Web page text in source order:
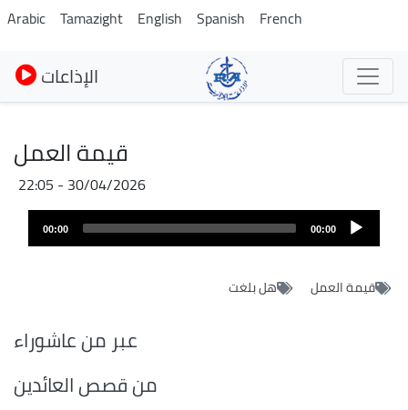
Skip
to
main
content
Arabic Tamazight English Spanish French
الإذاعات
قيمة العمل
30/04/2026 - 22:05
Fichier
audio
00:00
00:00
قيمة العمل هل بلغت
عبر من عاشوراء
من قصص العائدين